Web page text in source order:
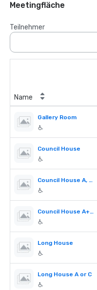
Meetingfläche
Teilnehmer
Name
Gallery Room
Council House
Council House A, B or C
Council House A+B or B+C
Long House
Long House A or C